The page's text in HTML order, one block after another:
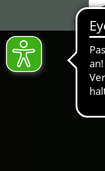
Ihr